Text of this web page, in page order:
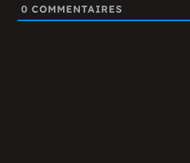
0 COMMENTAIRES